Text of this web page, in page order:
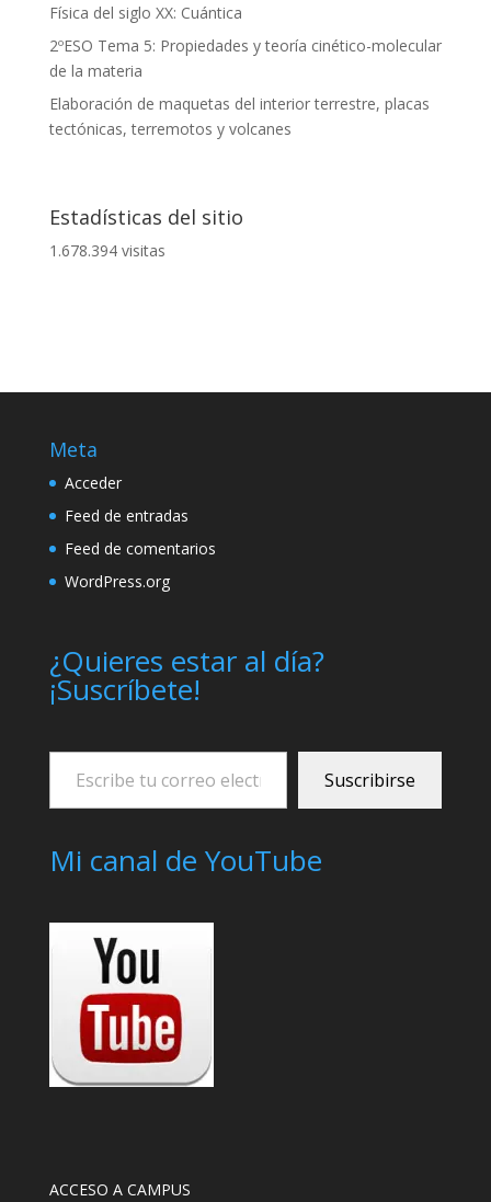
Física del siglo XX: Cuántica
2ºESO Tema 5: Propiedades y teoría cinético-molecular
de la materia
Elaboración de maquetas del interior terrestre, placas
tectónicas, terremotos y volcanes
Estadísticas del sitio
1.678.394 visitas
Meta
Acceder
Feed de entradas
Feed de comentarios
WordPress.org
¿Quieres estar al día?
¡Suscríbete!
correo
Suscribirse
Mi canal de YouTube
ACCESO A CAMPUS